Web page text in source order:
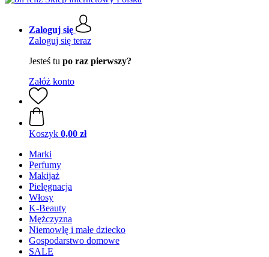
Zaloguj się
Zaloguj się teraz
Jesteś tu po raz pierwszy?
Załóż konto
Koszyk 0,00 zł
Marki
Perfumy
Makijaż
Pielęgnacja
Włosy
K-Beauty
Mężczyzna
Niemowlę i małe dziecko
Gospodarstwo domowe
SALE